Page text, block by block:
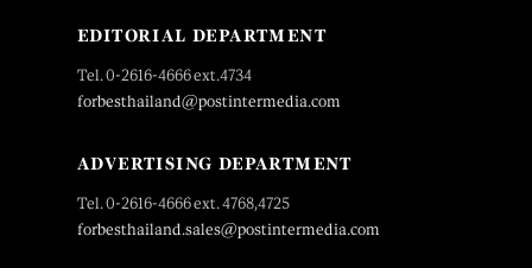
EDITORIAL DEPARTMENT
Tel. 0-2616-4666 ext.4734
forbesthailand@postintermedia.com
ADVERTISING DEPARTMENT
Tel. 0-2616-4666 ext. 4768,4725
forbesthailand.sales@postintermedia.com